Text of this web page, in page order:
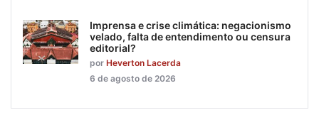
Imprensa e crise climática: negacionismo
velado, falta de entendimento ou censura
editorial?
por Heverton Lacerda
6 de agosto de 2026